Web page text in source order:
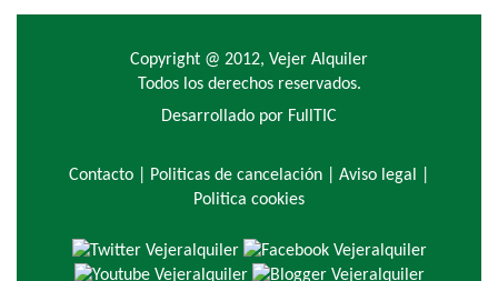
Copyright @ 2012, Vejer Alquiler
Todos los derechos reservados.
Desarrollado por FullTIC
Contacto Politicas de cancelación |
Aviso legal |
Politica cookies